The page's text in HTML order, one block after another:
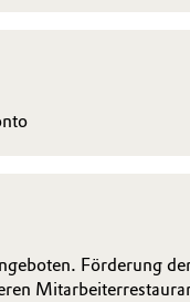
Förderung